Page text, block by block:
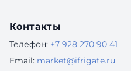
Контакты
Телефон: +7 928 270 90 41
Email: market@ifrigate.ru